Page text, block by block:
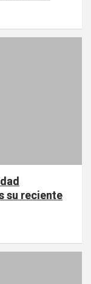
su reciente